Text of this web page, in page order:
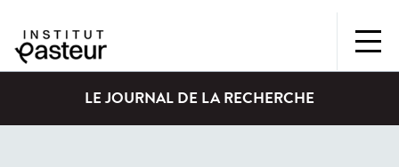
LE JOURNAL DE LA RECHERCHE